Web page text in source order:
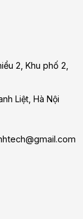
2, Khu phố 2,
Liệt, Hà Nội